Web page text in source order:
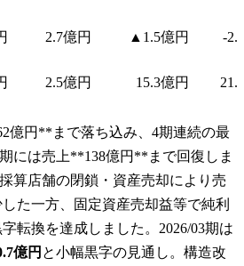
2.7億円 ▲1.5億円 -
2.5億円 15.3億円
億円**まで落ち込み、4期連続の最
には売上**138億円**まで回復しま
算店舗の閉鎖・資産売却により売
た一方、固定資産売却益等で純利
転換を達成しました。2026/03期は
億円 と小幅黒字の見通し。構造改